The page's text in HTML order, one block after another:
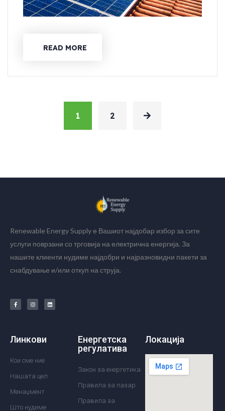
READ MORE
1 2
Renewable Energy Supply е Вашиот најдобар избор за сите
услуги поврзани со трговија на електрична енергија. За
нашите клиенти нудиме најдобри и најразновидни пакети за
снабдување и/или откуп на струја.
Линкови
Кои сме ние
Нашата цел
Менаџмент
Што нудиме
Енергетска
регулатива
Закон за енергетика
Правила за пазар
Правила за
Локација